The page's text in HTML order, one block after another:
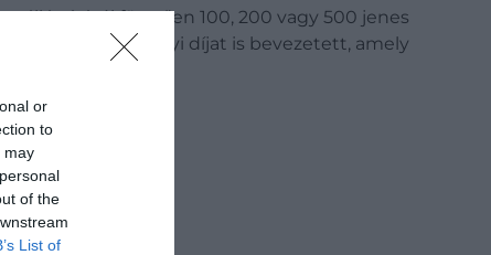
or
to
may
of the
List of
szállás árától függően 100, 200 vagy 500 jenes
– saját helyi díjat is bevezetett, amely